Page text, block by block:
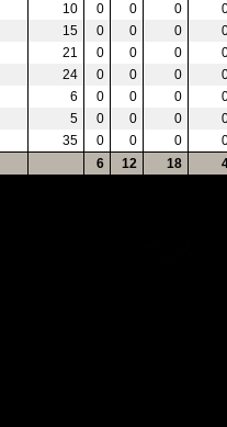
10 0 0 0
15 0 0 0
21 0 0 0
24 0 0 0
6 0 0 0
5 0 0 0
35 0 0 0
6 12 18